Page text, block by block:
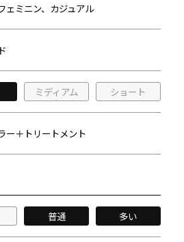
ェミニン、カジュアル
ミディアム ショート
ー＋トリートメント
普通 多い